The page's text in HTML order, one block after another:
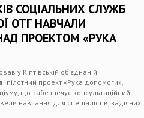
СОЦІАЛЬНИХ СЛУЖБ
ОТГ НАВЧАЛИ
ПРОЕКТОМ «РУКА
у Кіптівській об’єднаній
пілотний проект «Рука допомоги»,
що забезпечує консультаційний
навчання для спеціалістів, задіяних